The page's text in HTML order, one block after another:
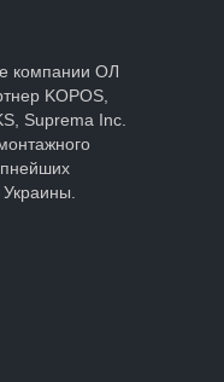
компании ОЛ
KOPOS,
Suprema Inc.